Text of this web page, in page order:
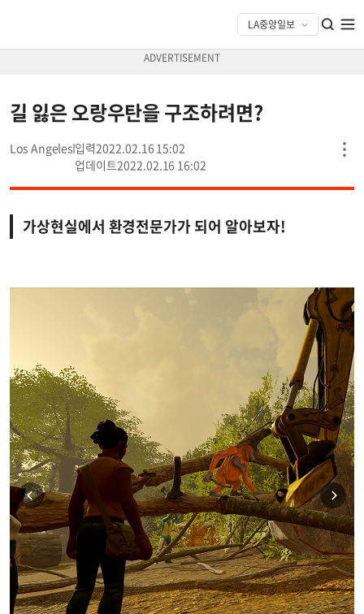
길 잃은 오랑우탄을 구조하려면?
Los Angeles
2022.02.16 15:02
2022.02.16 16:02
가상현실에서 환경전문가가 되어 알아보자!